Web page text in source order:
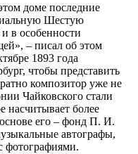
доме последние
Шестую
в особенности
– писал об этом
1893 года
чтобы представить
композитор уже не
Чайковского стали
насчитывает более
его – фонд П. И.
автографы,
фотографиями.